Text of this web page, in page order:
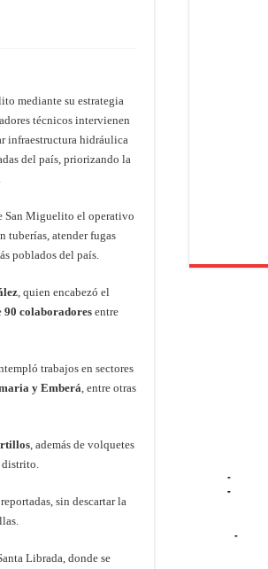
mediante su estrategia
técnicos intervienen
infraestructura hidráulica
del país, priorizando la
San Miguelito el operativo
tuberías, atender fugas
poblados del país.
, quien encabezó el
90 colaboradores entre
trabajos en sectores
y Emberá , entre otras
, además de volquetes
sin descartar la
Librada, donde se
-
-
-